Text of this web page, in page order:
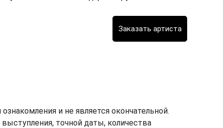
и не является окончательной.
точной даты, количества